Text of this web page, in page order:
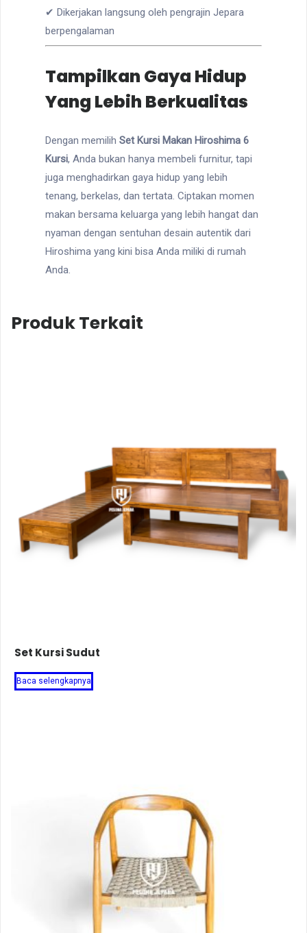
✔ Dikerjakan langsung oleh pengrajin Jepara
berpengalaman
Tampilkan Gaya Hidup
Yang Lebih Berkualitas
Dengan memilih Set Kursi Makan Hiroshima 6
Kursi, Anda bukan hanya membeli furnitur, tapi
juga menghadirkan gaya hidup yang lebih
tenang, berkelas, dan tertata. Ciptakan momen
makan bersama keluarga yang lebih hangat dan
nyaman dengan sentuhan desain autentik dari
Hiroshima yang kini bisa Anda miliki di rumah
Anda.
Produk Terkait
Set Kursi Sudut
Baca selengkapnya